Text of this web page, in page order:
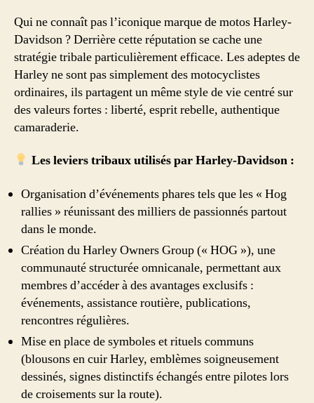
Qui ne connaît pas l’iconique marque de motos Harley-
Davidson ? Derrière cette réputation se cache une
stratégie tribale particulièrement efficace. Les adeptes de
Harley ne sont pas simplement des motocyclistes
ordinaires, ils partagent un même style de vie centré sur
des valeurs fortes : liberté, esprit rebelle, authentique
camaraderie.
Les leviers tribaux utilisés par Harley-Davidson :
Organisation d’événements phares tels que les « Hog
rallies » réunissant des milliers de passionnés partout
dans le monde.
Création du Harley Owners Group (« HOG »), une
communauté structurée omnicanale, permettant aux
membres d’accéder à des avantages exclusifs :
événements, assistance routière, publications,
rencontres régulières.
Mise en place de symboles et rituels communs
(blousons en cuir Harley, emblèmes soigneusement
dessinés, signes distinctifs échangés entre pilotes lors
de croisements sur la route).